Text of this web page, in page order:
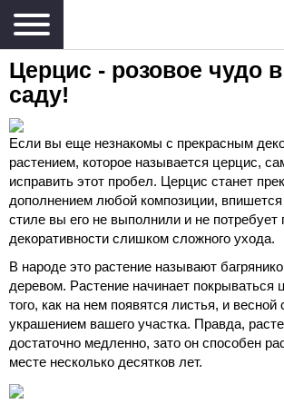
Церцис - розовое чудо
саду!
Если вы еще незнакомы с прекрасным
растением, которое называется церцис,
исправить этот пробел. Церцис станет
дополнением любой композиции,
стиле вы его не выполнили и не потребует
декоративности слишком сложного ухода.
В народе это растение называют
деревом. Растение начинает покрываться
того, как на нем появятся листья, и
украшением вашего участка. Правда,
достаточно медленно, зато он способен
месте несколько десятков лет.